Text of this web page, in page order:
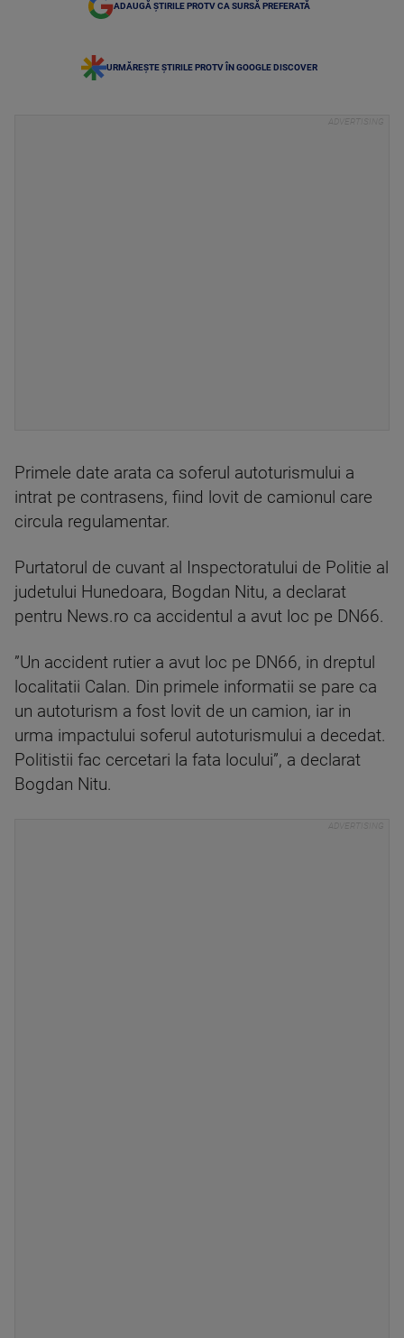
ADAUGĂ ȘTIRILE PROTV CA SURSĂ PREFERATĂ
URMĂREȘTE ȘTIRILE PROTV ÎN GOOGLE DISCOVER
Primele date arata ca soferul autoturismului a
intrat pe contrasens, fiind lovit de camionul care
circula regulamentar.
Purtatorul de cuvant al Inspectoratului de Politie al
judetului Hunedoara, Bogdan Nitu, a declarat
pentru News.ro ca accidentul a avut loc pe DN66.
”Un accident rutier a avut loc pe DN66, in dreptul
localitatii Calan. Din primele informatii se pare ca
un autoturism a fost lovit de un camion, iar in
urma impactului soferul autoturismului a decedat.
Politistii fac cercetari la fata locului”, a declarat
Bogdan Nitu.